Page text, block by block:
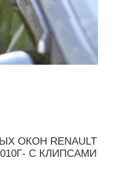
ОКОН RENAULT
С КЛИПСАМИ